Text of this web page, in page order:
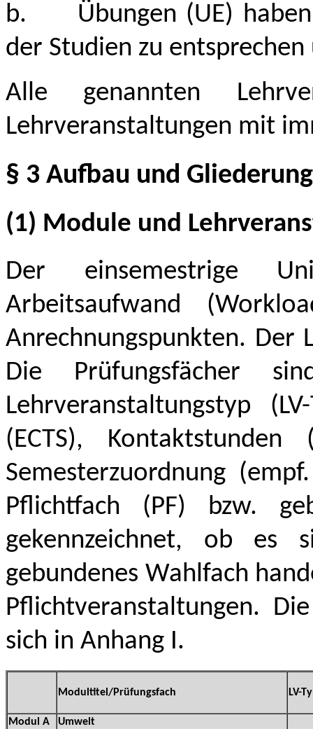
b.
Übungen (UE)
der Studien zu
Alle genannten
Lehrveranstaltungen mit
§ 3 Aufbau und
(1) Module und
Der einsemestrige
Arbeitsaufwand
Anrechnungspunkten.
Die Prüfungsfächer
Lehrveranstaltungstyp
(ECTS),
Semesterzuordnung
Pflichtfach (PF) bzw.
gekennzeichnet, ob
gebundenes Wahlfach
Pflichtveranstaltungen.
sich in Anhang I.
Modultitel/Prüfungsfach LV-
Modul A
Umwelt